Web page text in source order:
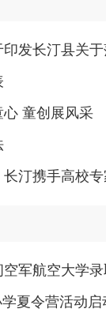
发长汀县关
童创展风采
汀携手高校
军航空大学录
夏令营活动启